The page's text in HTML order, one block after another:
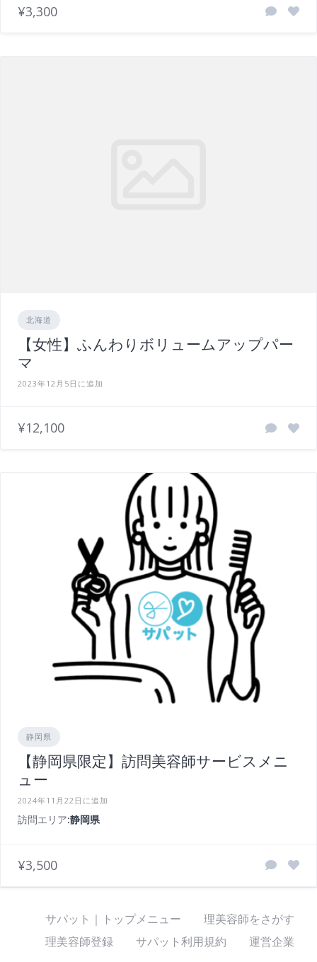
¥3,300
北海道
【女性】ふんわりボリュームアップパー
マ
2023年12月5日に追加
¥12,100
静岡県
【静岡県限定】訪問美容師サービスメニ
ュー
2024年11月22日に追加
訪問エリア:静岡県
¥3,500
サパット｜トップメニュー
理美容師をさがす
理美容師登録
サパット利用規約 運営企業